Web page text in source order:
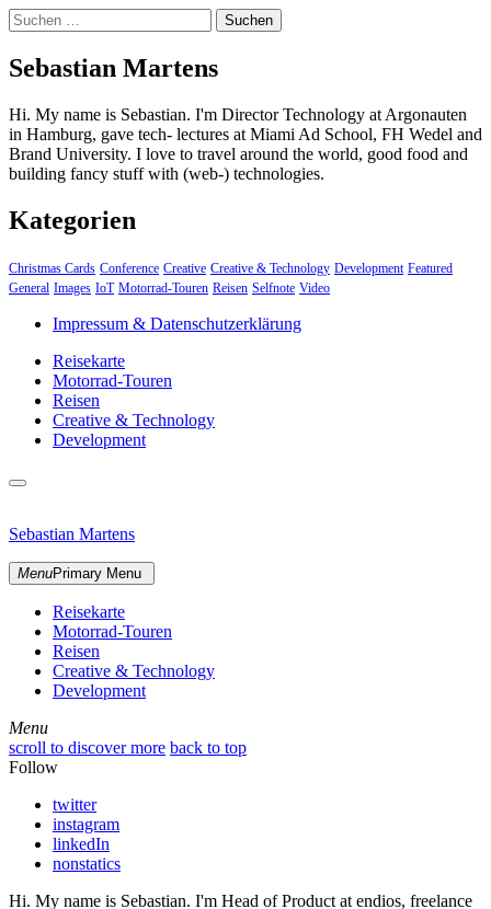
Suchen
nach:
Sebastian Martens
Hi. My name is Sebastian. I'm Director Technology at Argonauten
in Hamburg, gave tech- lectures at Miami Ad School, FH Wedel and
Brand University. I love to travel around the world, good food and
building fancy stuff with (web-) technologies.
Kategorien
Christmas Cards Conference Creative Creative & Technology Development Featured
General Images IoT Motorrad-Touren Reisen Selfnote Video
Impressum & Datenschutzerklärung
Reisekarte
Motorrad-Touren
Reisen
Creative & Technology
Development
close
content
Sebastian Martens
MenuPrimary Menu
Reisekarte
Motorrad-Touren
Reisen
Creative & Technology
Development
Menu
Menu
scroll to discover more back to top
Follow
twitter
instagram
linkedIn
nonstatics
Hi. My name is Sebastian. I'm Head of Product at endios, freelance